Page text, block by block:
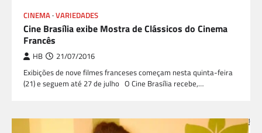
CINEMA VARIEDADES
Cine Brasília exibe Mostra de Clássicos do Cinema
Francês
HB 21/07/2016
Exibições de nove filmes franceses começam nesta quinta-feira
(21) e seguem até 27 de julho O Cine Brasília recebe,…